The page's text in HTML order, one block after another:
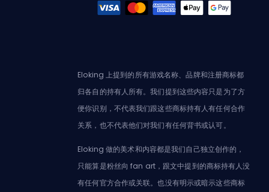
Eloking 上提到的所有游戏名称、品牌和注册商标都
归各自的持有人所有。我们提到这些内容只是为了方
便你识别，不代表我们跟这些商标持有人有任何合作
关系，也不代表他们对我们有任何背书或认可。
Eloking 做的美术和内容都是我们自己独立创作的，
只能算是粉丝向 fan art，跟文中提到的商标持有人没
有任何官方合作或关联。也没有明示或暗示这些商标